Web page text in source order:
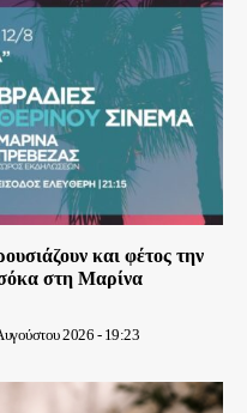
και φέτος την
στη Μαρίνα
2026 - 19:23